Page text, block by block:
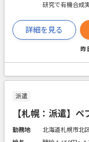
研究で有機合成
詳細を見る
昨
派遣
【札幌：派遣】
勤務地
北海道札幌市北